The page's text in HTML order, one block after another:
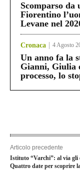
Scomparso
Fiorentino
Levane nel
Cronaca 4 Agosto
Un anno fa la
Gianni, Giulia
processo, lo
Articolo precedente
Istituto “Varchi”: al via gli
Quattro date per scoprire